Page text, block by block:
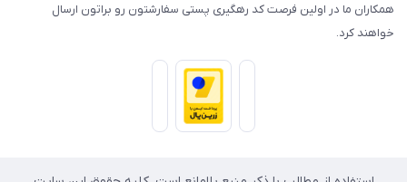
همکاران ما در اولین فرصت کد رهگیری پستی سفارشتون رو براتون ارسال
خواهند کرد.